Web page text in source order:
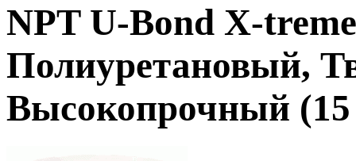
NPT U-Bond X-treme
Полиуретановый,
Высокопрочный (15